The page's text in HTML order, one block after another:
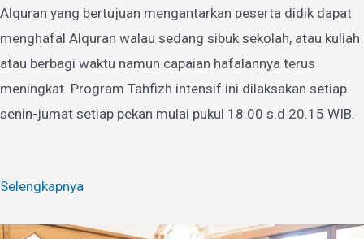
Alquran yang bertujuan mengantarkan peserta didik dapat
menghafal Alquran walau sedang sibuk sekolah, atau kuliah
atau berbagi waktu namun capaian hafalannya terus
meningkat. Program Tahfizh intensif ini dilaksakan setiap
senin-jumat setiap pekan mulai pukul 18.00 s.d 20.15 WIB.
Selengkapnya